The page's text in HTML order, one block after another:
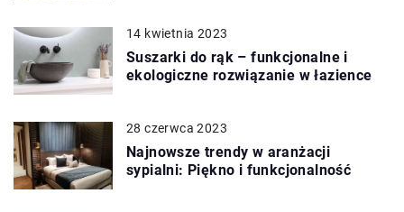
14 kwietnia 2023
Suszarki do rąk – funkcjonalne i
ekologiczne rozwiązanie w łazience
28 czerwca 2023
Najnowsze trendy w aranżacji
sypialni: Piękno i funkcjonalność